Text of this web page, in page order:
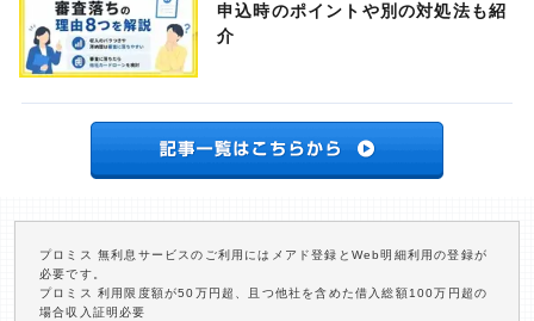
申込時のポイントや別の対処法も紹
介
プロミス 無利息サービスのご利用にはメアド登録とWeb明細利用の登録が
必要です。
プロミス 利用限度額が50万円超、且つ他社を含めた借入総額100万円超の
場合収入証明必要